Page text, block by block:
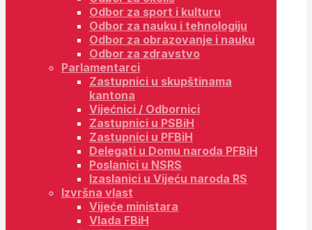
Odbor za sport i kulturu
Odbor za nauku i tehnologiju
Odbor za obrazovanje i nauku
Odbor za zdravstvo
Parlamentarci
Zastupnici u skupštinama
kantona
Vijećnici / Odbornici
Zastupnici u PSBiH
Zastupnici u PFBiH
Delegati u Domu naroda PFBiH
Poslanici u NSRS
Izaslanici u Vijeću naroda RS
Izvršna vlast
Vijeće ministara
Vlada FBiH